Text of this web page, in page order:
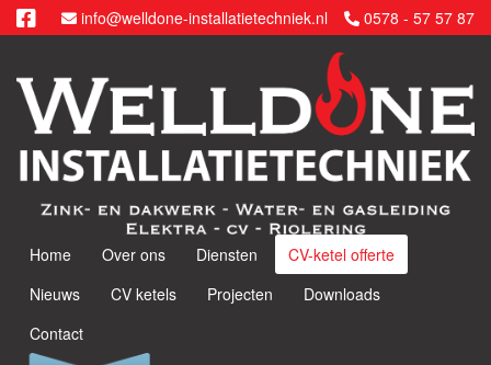
info@welldone-installatietechniek.nl 0578 - 57 57 87
Home Over ons Diensten
CV-ketel offerte
Nieuws
CV ketels Projecten
Downloads
Contact